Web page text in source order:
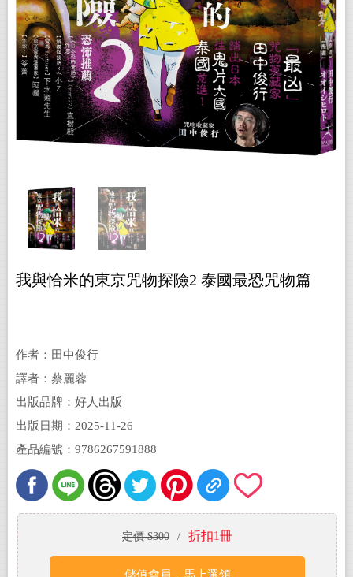
我與恰米的東京咒物探險2 泰國最恐咒物篇
作者：田中俊行
譯者：蔡麗蓉
出版品牌：好人出版
出版日期：2025-11-26
產品編號：9786267591888
定價 $300 / 折扣1冊